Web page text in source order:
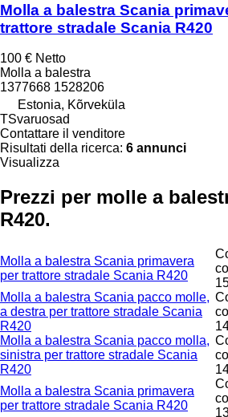
Molla a balestra Scania
trattore stradale Scania R420
100 € Netto
Molla a balestra
1377668 1528206
Estonia, Kõrveküla
TSvaruosad
Contattare il venditore
Risultati della ricerca: 6 annunci
Visualizza
Prezzi per molle a
R420.
Molla a balestra Scania primavera
per trattore stradale Scania R420
Molla a balestra Scania pacco molle,
a destra per trattore stradale Scania
R420
Molla a balestra Scania pacco molla,
sinistra per trattore stradale Scania
R420
Molla a balestra Scania primavera
per trattore stradale Scania R420